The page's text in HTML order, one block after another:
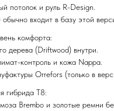
потолок и руль R-Design.
входит в базу этой
комфорта:
дерева (Driftwood) внутри.
контроль и кожа Nappa.
Orrefors (только в
гибрида T8:
Brembo и золотые ремни